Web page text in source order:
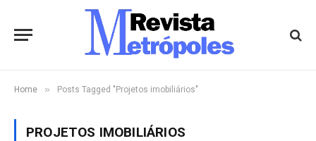
Home » Posts Tagged "Projetos imobiliários"
PROJETOS IMOBILIÁRIOS